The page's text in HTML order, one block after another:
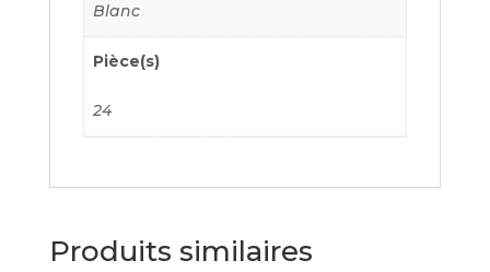
Blanc
Pièce(s)
24
Produits similaires